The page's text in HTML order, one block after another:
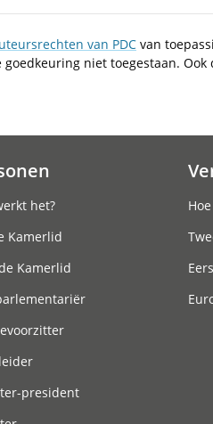
van PDC van
niet toegestaan. Ook
het?
Kamerlid
Kamerlid
president